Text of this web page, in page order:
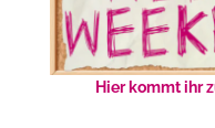
Hier kommt ihr